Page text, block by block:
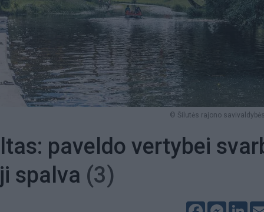
© Šilutės rajono
paveldo vertybei
spalva (3)
Facebook